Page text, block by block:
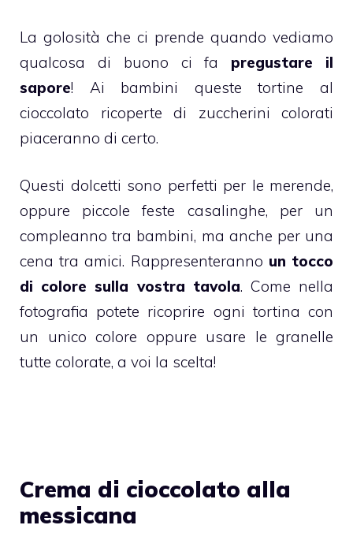
La golosità che ci prende quando vediamo
qualcosa di buono ci fa pregustare il
sapore! Ai bambini queste tortine al
cioccolato ricoperte di zuccherini colorati
piaceranno di certo.
Questi dolcetti sono perfetti per le merende,
oppure piccole feste casalinghe, per un
compleanno tra bambini, ma anche per una
cena tra amici. Rappresenteranno un tocco
di colore sulla vostra tavola. Come nella
fotografia potete ricoprire ogni tortina con
un unico colore oppure usare le granelle
tutte colorate, a voi la scelta!
Crema di cioccolato alla
messicana